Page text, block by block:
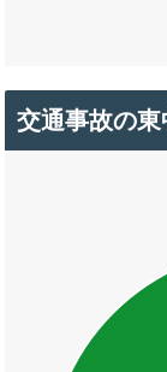
交通事故の